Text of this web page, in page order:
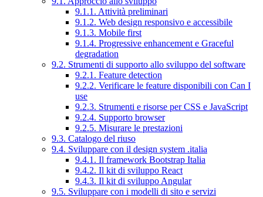
9.1.1. Attività preliminari
9.1.2. Web design responsivo e accessibile
9.1.3. Mobile first
9.1.4. Progressive enhancement e Graceful
degradation
9.2. Strumenti di supporto allo sviluppo del software
9.2.1. Feature detection
9.2.2. Verificare le feature disponibili con Can I
use
9.2.3. Strumenti e risorse per CSS e JavaScript
9.2.4. Supporto browser
9.2.5. Misurare le prestazioni
9.3. Catalogo del riuso
9.4. Sviluppare con il design system .italia
9.4.1. Il framework Bootstrap Italia
9.4.2. Il kit di sviluppo React
9.4.3. Il kit di sviluppo Angular
9.5. Sviluppare con i modelli di sito e servizi